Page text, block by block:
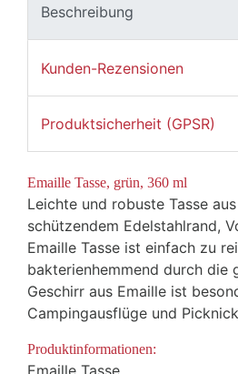
Beschreibung
Kunden-Rezensionen
Produktsicherheit (GPSR)
Emaille Tasse, grün, 360 ml
Leichte und robuste Tasse
schützendem Edelstahlrand,
Emaille Tasse ist einfach zu
bakterienhemmend durch die
Geschirr aus Emaille ist
Campingausflüge und
Produktinformationen: